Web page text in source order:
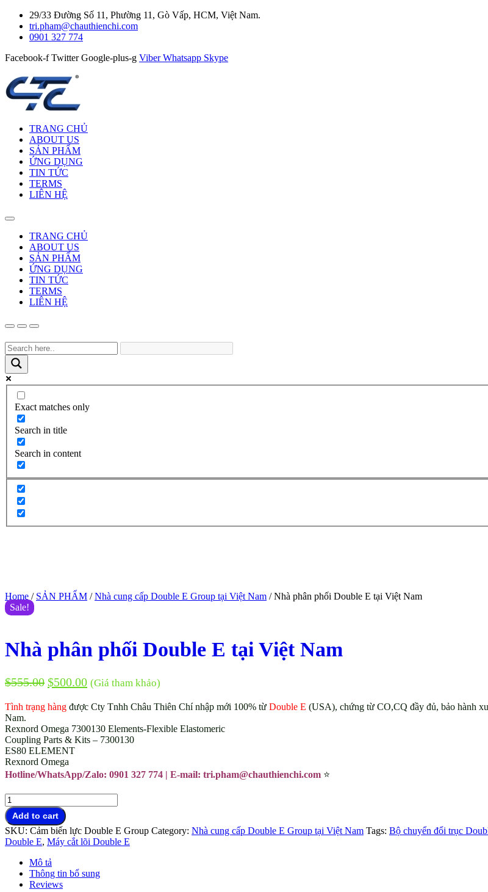
29/33 Đường Số 11, Phường 11, Gò Vấp, HCM, Việt Nam.
tri.pham@chauthienchi.com
0901 327 774
Facebook-f Twitter Google-plus-g Viber Whatsapp Skype
TRANG CHỦ
ABOUT US
SẢN PHẨM
ỨNG DỤNG
TIN TỨC
TERMS
LIÊN HỆ
TRANG CHỦ
ABOUT US
SẢN PHẨM
ỨNG DỤNG
TIN TỨC
TERMS
LIÊN HỆ
Exact matches only
Search in title
Search in content
Home / SẢN PHẨM /Nhà cung cấp Double E Group tại Việt Nam / Nhà phân phối Double E tại Việt Nam
Sale!
Nhà phân phối Double E tại Việt Nam
$555.00 $500.00 (Giá tham khảo)
Tình trạng hàng được Cty Tnhh Châu Thiên Chí nhập mới 100% từ Double E (USA), chứng từ CO,CQ đầy đủ, bảo hành
Nam.
Rexnord Omega 7300130 Elements-Flexible Elastomeric
Coupling Parts & Kits – 7300130
ES80 ELEMENT
Rexnord Omega
Hotline/WhatsApp/Zalo: 0901 327 774 | E-mail: tri.pham@chauthienchi.com ⭐
Nhà
phân
phối
Double
E
Việt
Nam
quantity
Add to cart
SKU: Cảm biến lực Double E Group Category: Nhà cung cấp Double E Group tại Việt Nam Tags: Bộ chuyển đổi trục
Double E, Máy cắt lõi Double E
Mô tả
Thông tin bổ sung
Reviews